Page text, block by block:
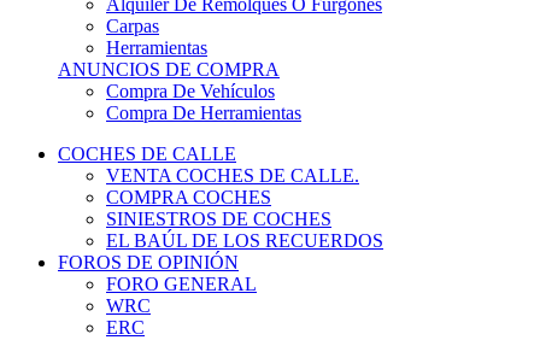
Herramientas
ANUNCIOS DE COMPRA
Compra De Vehículos
Compra De Herramientas
COCHES DE CALLE
VENTA COCHES DE CALLE.
COMPRA COCHES
SINIESTROS DE COCHES
EL BAÚL DE LOS RECUERDOS
FOROS DE OPINIÓN
FORO GENERAL
WRC
ERC
CERA